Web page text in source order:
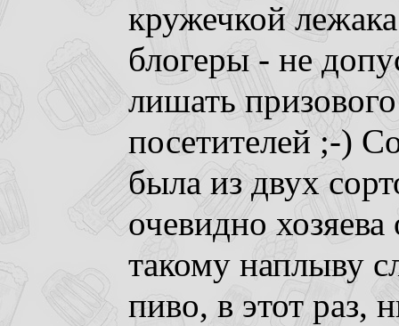
кружечкой
блогеры - не
лишать
посетителей ;-)
была из двух
очевидно
такому наплыву
пиво, в этот раз,